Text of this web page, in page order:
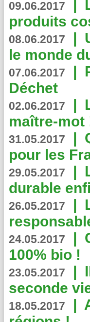
09.06.2017
produits
08.06.2017 |
le monde
07.06.2017 |
Déchet
02.06.2017 |
maître-mot
31.05.2017 |
pour les
29.05.2017 |
durable
26.05.2017 |
24.05.2017 |
100% bio !
23.05.2017 |
seconde
18.05.2017 |